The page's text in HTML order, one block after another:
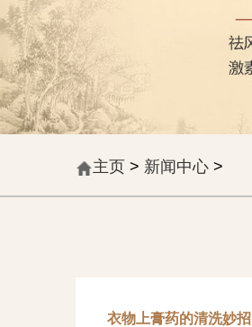
主页 > 新闻中心 >
衣物上膏药的清洗妙招